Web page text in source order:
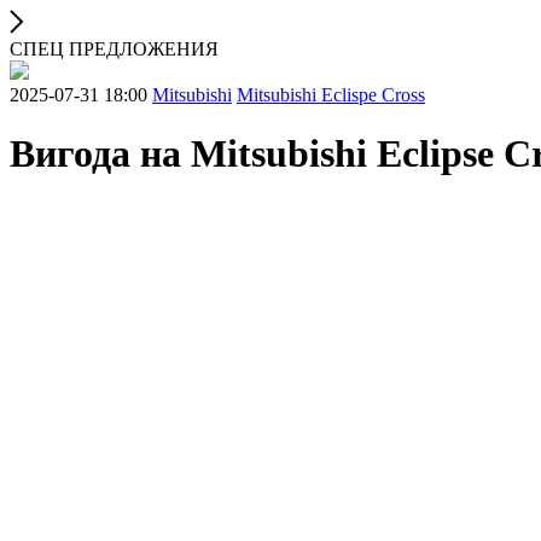
СПЕЦ ПРЕДЛОЖЕНИЯ
2025-07-31 18:00 Mitsubishi Mitsubishi Eclispe Cross
Вигода на Mitsubishi Eclipse